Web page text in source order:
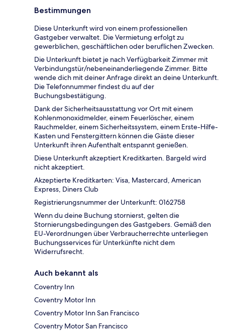
Bestimmungen
Diese Unterkunft wird von einem professionellen
Gastgeber verwaltet. Die Vermietung erfolgt zu
gewerblichen, geschäftlichen oder beruflichen Zwecken.
Die Unterkunft bietet je nach Verfügbarkeit Zimmer mit
Verbindungstür/nebeneinanderliegende Zimmer. Bitte
wende dich mit deiner Anfrage direkt an deine Unterkunft.
Die Telefonnummer findest du auf der
Buchungsbestätigung.
Dank der Sicherheitsausstattung vor Ort mit einem
Kohlenmonoxidmelder, einem Feuerlöscher, einem
Rauchmelder, einem Sicherheitssystem, einem Erste-Hilfe-
Kasten und Fenstergittern können die Gäste dieser
Unterkunft ihren Aufenthalt entspannt genießen.
Diese Unterkunft akzeptiert Kreditkarten. Bargeld wird
nicht akzeptiert.
Akzeptierte Kreditkarten: Visa, Mastercard, American
Express, Diners Club
Registrierungsnummer der Unterkunft: 0162758
Wenn du deine Buchung stornierst, gelten die
Stornierungsbedingungen des Gastgebers. Gemäß den
EU-Verordnungen über Verbraucherrechte unterliegen
Buchungsservices für Unterkünfte nicht dem
Widerrufsrecht.
Auch bekannt als
Coventry Inn
Coventry Motor Inn
Coventry Motor Inn San Francisco
Coventry Motor San Francisco